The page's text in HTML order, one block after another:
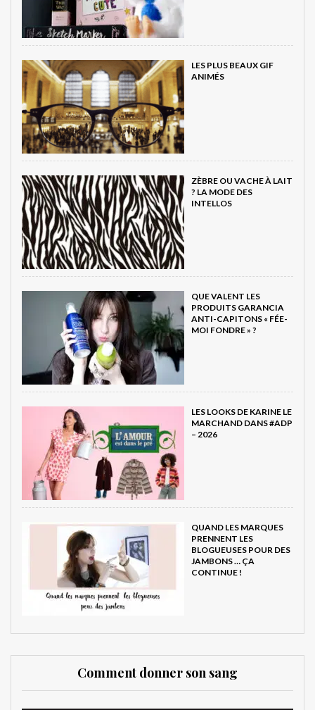
LES PLUS BEAUX GIF
ANIMÉS
ZÈBRE OU VACHE À LAIT
? LA MODE DES
INTELLOS
QUE VALENT LES
PRODUITS GARANCIA
ANTI-CAPITONS « FÉE-
MOI FONDRE » ?
LES LOOKS DE KARINE LE
MARCHAND DANS #ADP
– 2026
QUAND LES MARQUES
PRENNENT LES
BLOGUEUSES POUR DES
JAMBONS … ÇA
CONTINUE !
Comment donner son sang